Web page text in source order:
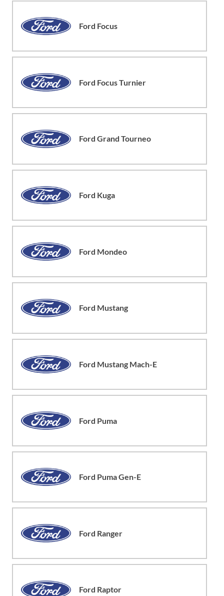
Ford Focus
Ford Focus Turnier
Ford Grand Tourneo
Ford Kuga
Ford Mondeo
Ford Mustang
Ford Mustang Mach-E
Ford Puma
Ford Puma Gen-E
Ford Ranger
Ford Raptor